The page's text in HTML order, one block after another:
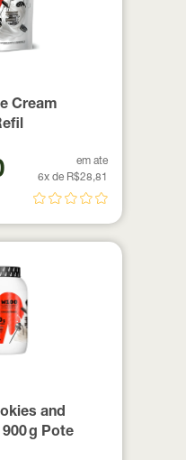
Cream
em ate
6x de R$28,81
and
g Pote